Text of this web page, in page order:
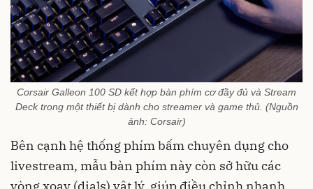
Corsair Galleon 100 SD kết hợp bàn phím cơ đầy đủ và Stream
Deck trong một thiết bị dành cho streamer và game thủ. (Nguồn
ảnh: Corsair)
Bên cạnh hệ thống phím bấm chuyên dụng cho
livestream, mẫu bàn phím này còn sở hữu các
vòng xoay (dials) vật lý, giúp điều chỉnh nhanh